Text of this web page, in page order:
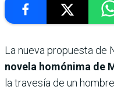
La nueva propuesta de
novela homónima de
la travesía de un